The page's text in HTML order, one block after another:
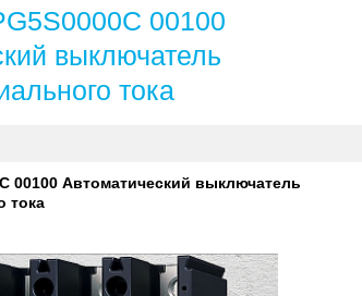
00100
выключатель
тока
00100 Автоматический выключатель
тока